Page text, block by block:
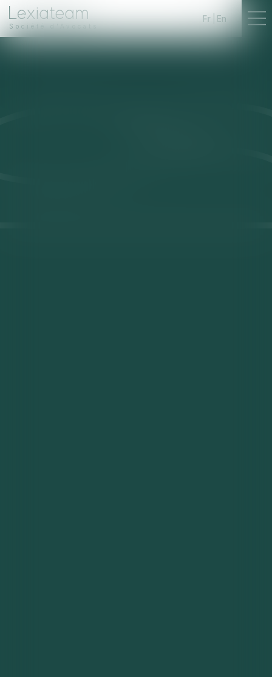
Société d'Avocats
Fr En